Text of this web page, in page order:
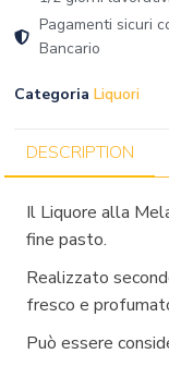
Pagamenti sicuri
Bancario
Categoria Liquori
DESCRIPTION
Il Liquore alla
fine pasto.
Realizzato
fresco e
Può essere